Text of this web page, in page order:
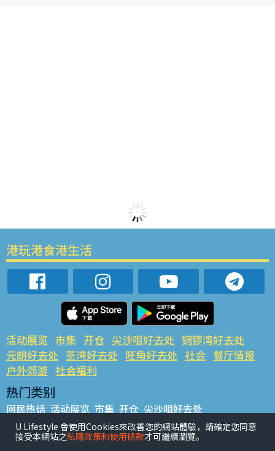
港玩港食港生活
活动展览 市集 开仓 尖沙咀好去处 铜锣湾好去处
元朗好去处 荃湾好去处 旺角好去处 社会 餐厅情报
户外郊游 社会福利
热门类别
网民热话 活动展览 市集 开仓 尖沙咀好去处
铜锣湾好去处 元朗好去处 荃湾好去处 旺角好去处 社会
餐厅情报 户外郊游
U Lifestyle 會使用Cookies來改善您的網站體驗，請確定您同意
接受本網站之私隱政策和使用條款才可繼續瀏覽。